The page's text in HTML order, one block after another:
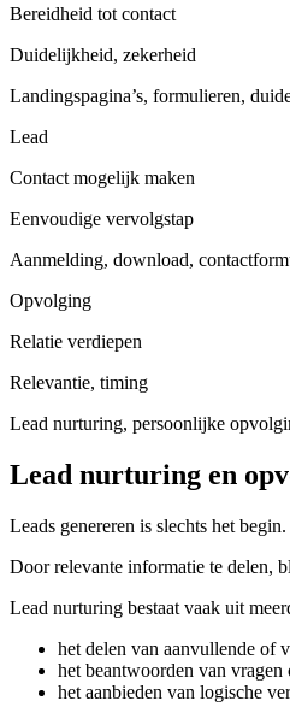
Bereidheid tot contact
Duidelijkheid, zekerheid
Landingspagina’s, formulieren,
Lead
Contact mogelijk maken
Eenvoudige vervolgstap
Aanmelding, download,
Opvolging
Relatie verdiepen
Relevantie, timing
Lead nurturing, persoonlijke
Lead nurturing en
Leads genereren is slechts het
Door relevante informatie te delen,
Lead nurturing bestaat vaak uit
het delen van aanvullende of
het beantwoorden van vragen
het aanbieden van logische